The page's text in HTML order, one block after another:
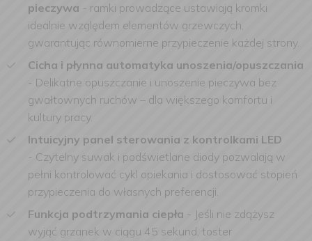
pieczywa - ramki prowadzące ustawiają kromki
idealnie względem elementów grzewczych,
gwarantując równomierne przypieczenie każdej strony.
Cicha i płynna automatyka unoszenia/opuszczania
- Delikatne opuszczanie i unoszenie pieczywa bez
gwałtownych ruchów – dla większego komfortu i
kultury pracy.
Intuicyjny panel sterowania z kontrolkami LED
- Czytelny suwak i podświetlane diody pozwalają w
pełni kontrolować cykl opiekania i dostosować stopień
przypieczenia do własnych preferencji.
Funkcja podtrzymania ciepła - Jeśli nie zdążysz
wyjąć grzanek w ciągu 45 sekund, toster